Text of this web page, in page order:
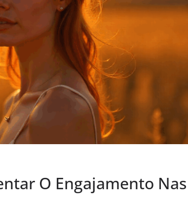
O Engajamento Nas